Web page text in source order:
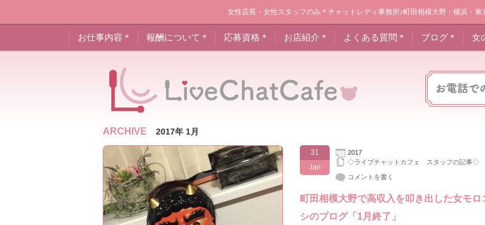
女性店長・女性スタッフのみ＊チャットレディ事務所♪町田相模大野・横浜・
お仕事内容＊ 報酬について＊ 応募資格＊ お店紹介＊ よくある質問＊ ブログ＊ 女
ARCHIVE 2017年 1月
31
Jan
2017
◇ライブチャットカフェ スタッフの記事◇
コメントを書く
町田相模大野で高収入を叩き出した女モロ
シのブログ「1月終了」